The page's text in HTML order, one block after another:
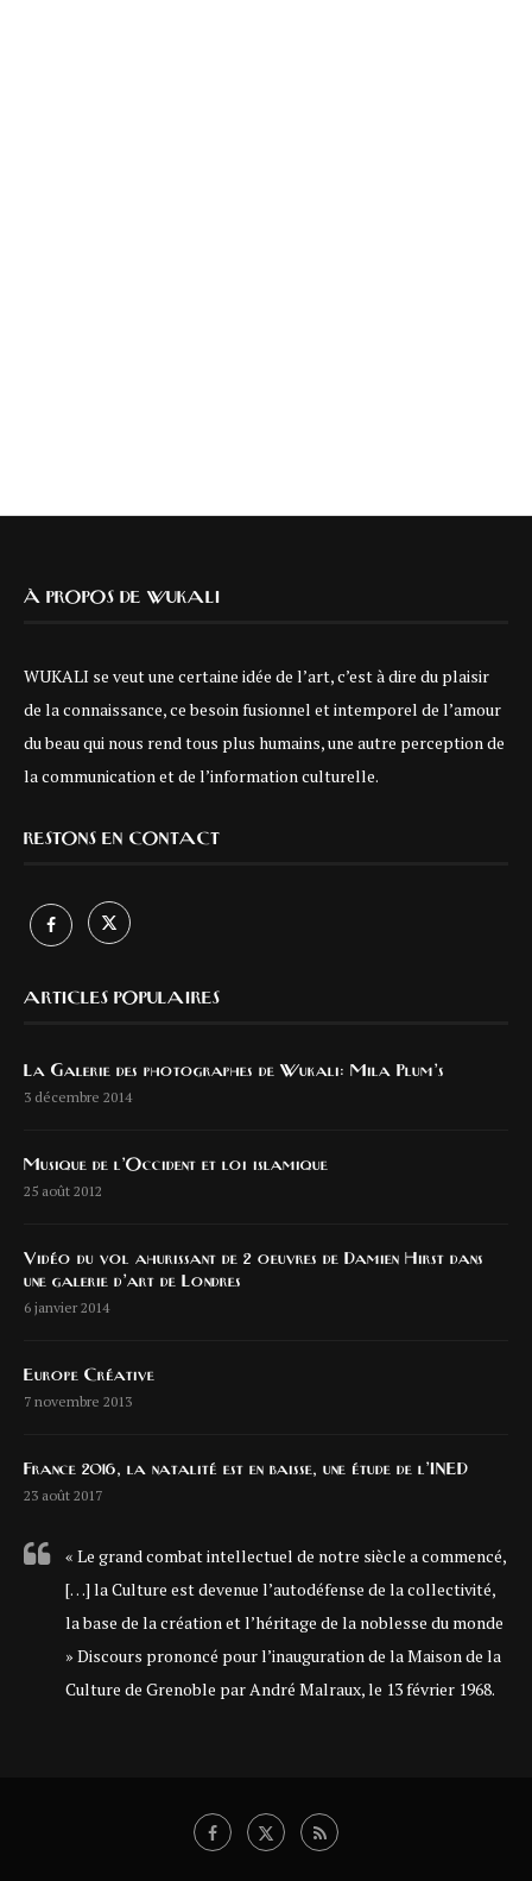
À PROPOS DE WUKALI
WUKALI se veut une certaine idée de l’art, c’est à dire du plaisir
de la connaissance, ce besoin fusionnel et intemporel de l’amour
du beau qui nous rend tous plus humains, une autre perception de
la communication et de l’information culturelle.
RESTONS EN CONTACT
ARTICLES POPULAIRES
La Galerie des photographes de Wukali: Mila Plum’s
3 décembre 2014
Musique de l’Occident et loi islamique
25 août 2012
Vidéo du vol ahurissant de 2 oeuvres de Damien Hirst dans
une galerie d’art de Londres
6 janvier 2014
Europe Créative
7 novembre 2013
France 2016, la natalité est en baisse, une étude de l’INED
23 août 2017
« Le grand combat intellectuel de notre siècle a commencé,
[…] la Culture est devenue l’autodéfense de la collectivité,
la base de la création et l’héritage de la noblesse du monde
» Discours prononcé pour l’inauguration de la Maison de la
Culture de Grenoble par André Malraux, le 13 février 1968.